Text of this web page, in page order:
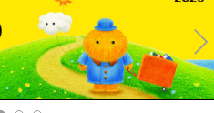
Ne
xt